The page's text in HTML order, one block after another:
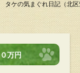
タケの気まぐれ日記 （北
万円